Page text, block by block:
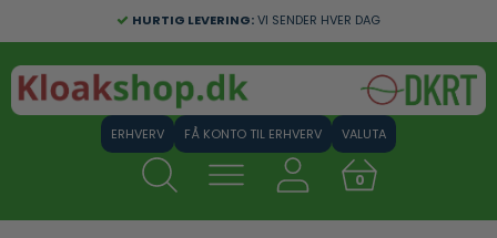
HURTIG LEVERING:VI SENDER HVER DAG
GRATIS FRAGT:VED ERHVERVSKØB OVER 1000 KR.
FÅ KONTO TIL ERHVERV VALUTA
0